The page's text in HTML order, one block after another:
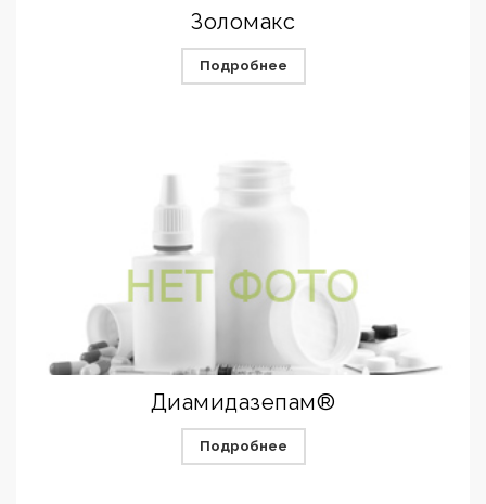
Золомакс
Подробнее
Диамидазепам®
Подробнее